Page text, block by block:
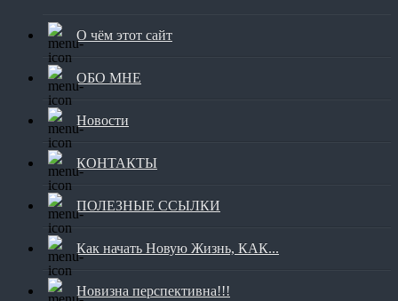
О чём этот сайт
ОБО МНЕ
Новости
КОНТАКТЫ
ПОЛЕЗНЫЕ ССЫЛКИ
Как начать Новую Жизнь, КАК...
Новизна перспективна!!!